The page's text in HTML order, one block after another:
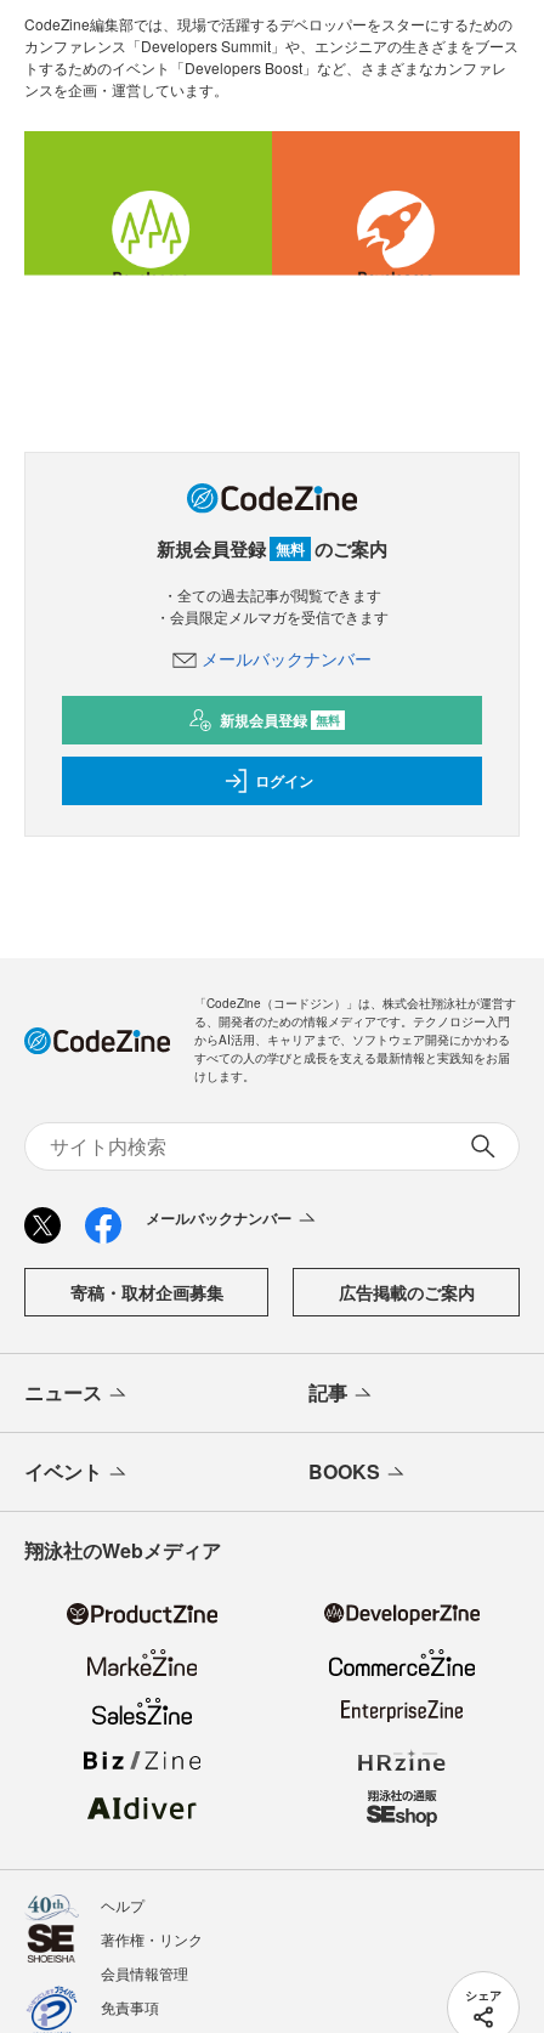
シェア
CodeZine編集部では、現場で活躍するデベロッパーをスターにするための
カンファレンス「Developers Summit」や、エンジニアの生きざまをブース
トするためのイベント「Developers Boost」など、さまざまなカンファレ
ンスを企画・運営しています。
新規会員登録 無料 のご案内
・全ての過去記事が閲覧できます
・会員限定メルマガを受信できます
メールバックナンバー
新規会員登録 無料
ログイン
「CodeZine（コードジン）」は、株式会社翔泳社が運営す
る、開発者のための情報メディアです。テクノロジー入門
からAI活用、キャリアまで、ソフトウェア開発にかかわる
すべての人の学びと成長を支える最新情報と実践知をお届
けします。
メールバックナンバー
寄稿・取材企画募集 広告掲載のご案内
ニュース 記事
イベント BOOKS
翔泳社のWebメディア
ヘルプ
著作権・リンク
会員情報管理
免責事項